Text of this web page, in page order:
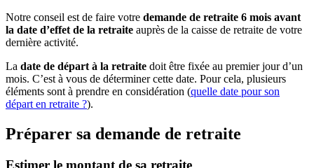
Notre conseil est de faire votre demande de retraite 6 mois avant
la date d’effet de la retraite auprès de la caisse de retraite de votre
dernière activité.
La date de départ à la retraite doit être fixée au premier jour d’un
mois. C’est à vous de déterminer cette date. Pour cela, plusieurs
éléments sont à prendre en considération (quelle date pour son
départ en retraite ?).
Préparer sa demande de retraite
Estimer le montant de sa retraite